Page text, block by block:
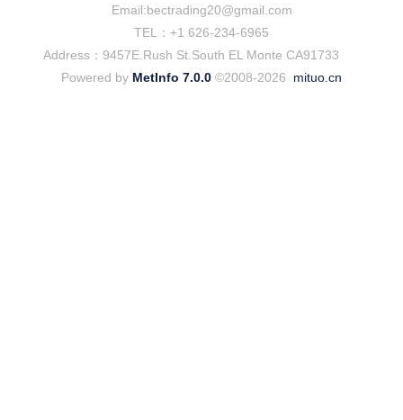
Email:bectrading20@gmail.com
TEL：+1 626-234-6965
Address：9457E.Rush St.South EL Monte CA91733
Powered by MetInfo 7.0.0 ©2008-2026 mituo.cn